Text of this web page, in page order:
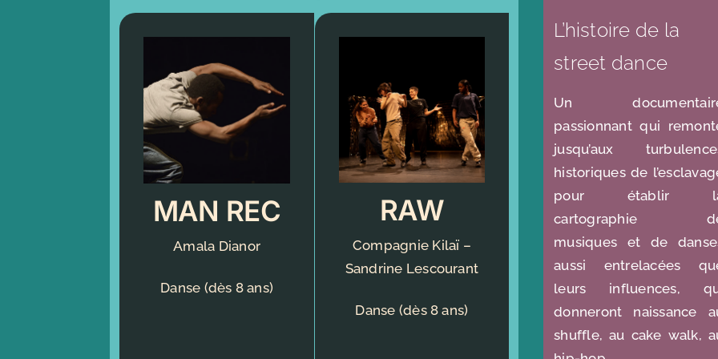
MAN REC
Amala Dianor
Danse (dès 8 ans)
RAW
Compagnie Kilaï –
Sandrine Lescourant
Danse (dès 8 ans)
L’histoire de la
street dance
Un
passionnant qui
jusqu’aux
historiques de
pour établir
cartographie
musiques et de
aussi entrelacées
leurs influences,
donneront naissance
shuffle, au cake walk,